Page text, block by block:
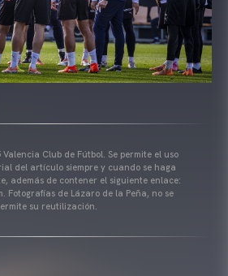
Valencia Club de Fútbol. Se permite el uso
del artículo siempre y cuando se haga
además de contener el siguiente enlace:
Fotografías de Lázaro de la Peña, no se
su reutilización.